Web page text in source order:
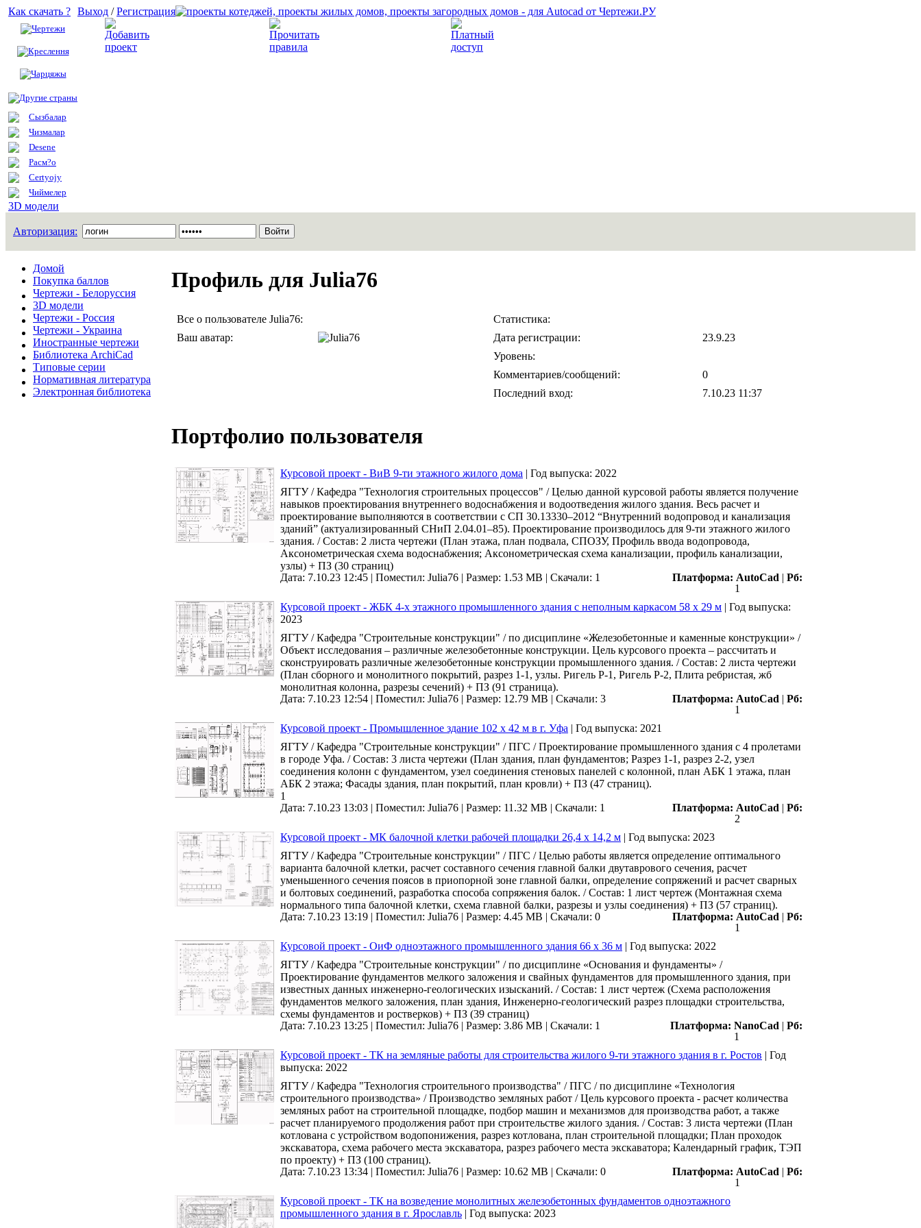
Как скачать ?
Чертежи
Креслення
Чарцяжы
Другие страны
Сызбалар
Чизмалар
Desene
Расм?о
Certyojy
Чиймелер
3D модели
Выход /Регистрация
Авторизация:
Домой
Покупка баллов
Чертежи - Белоруссия
3D модели
Чертежи - Россия
Чертежи - Украина
Иностранные чертежи
Библиотека ArchiCad
Типовые серии
Нормативная литература
Электронная библиотека
Профиль для Julia76
Все о пользователе Julia76:
Ваш аватар:
Статистика:
Дата регистрации:
23.9.23
Уровень:
Комментариев/сообщений:
0
Последний вход:
7.10.23 11:37
Портфолио пользователя
Курсовой проект - ВиВ 9-ти этажного жилого дома | Год выпуска: 2022
ЯГТУ / Кафедра "Технология строительных процессов" / Целью данной курсовой работы является получение
навыков проектирования внутреннего водоснабжения и водоотведения жилого здания. Весь расчет и
проектирование выполняются в соответствии с СП 30.13330–2012 “Внутренний водопровод и канализация
зданий” (актуализированный СНиП 2.04.01–85). Проектирование производилось для 9-ти этажного жилого
здания. / Состав: 2 листа чертежи (План этажа, план подвала, СПОЗУ, Профиль ввода водопровода,
Аксонометрическая схема водоснабжения; Аксонометрическая схема канализации, профиль канализации,
узлы) + ПЗ (30 страниц)
Дата: 7.10.23 12:45 | Поместил: Julia76 | Размер: 1.53 MB | Скачали: 1 Платформа: AutoCad | Рб:
1
Курсовой проект - ЖБК 4-х этажного промышленного здания с неполным каркасом 58 х 29 м | Год выпуска:
2023
ЯГТУ / Кафедра "Строительные конструкции" / по дисциплине «Железобетонные и каменные конструкции» /
Объект исследования – различные железобетонные конструкции. Цель курсового проекта – рассчитать и
сконструировать различные железобетонные конструкции промышленного здания. / Состав: 2 листа чертежи
(План сборного и монолитного покрытий, разрез 1-1, узлы. Ригель Р-1, Ригель Р-2, Плита ребристая, жб
монолитная колонна, разрезы сечений) + ПЗ (91 страница).
Дата: 7.10.23 12:54 | Поместил: Julia76 | Размер: 12.79 MB | Скачали: 3 Платформа: AutoCad | Рб:
1
Курсовой проект - Промышленное здание 102 х 42 м в г. Уфа | Год выпуска: 2021
ЯГТУ / Кафедра "Строительные конструкции" / ПГС / Проектирование промышленного здания с 4 пролетами
в городе Уфа. / Состав: 3 листа чертежи (План здания, план фундаментов; Разрез 1-1, разрез 2-2, узел
соединения колонн с фундаментом, узел соединения стеновых панелей с колонной, план АБК 1 этажа, план
АБК 2 этажа; Фасады здания, план покрытий, план кровли) + ПЗ (47 страниц).
1
Дата: 7.10.23 13:03 | Поместил: Julia76 | Размер: 11.32 MB | Скачали: 1 Платформа: AutoCad | Рб:
2
Курсовой проект - МК балочной клетки рабочей площадки 26,4 х 14,2 м | Год выпуска: 2023
ЯГТУ / Кафедра "Строительные конструкции" / ПГС / Целью работы является определение оптимального
варианта балочной клетки, расчет составного сечения главной балки двутаврового сечения, расчет
уменьшенного сечения поясов в приопорной зоне главной балки, определение сопряжений и расчет сварных
и болтовых соединений, разработка способа сопряжения балок. / Состав: 1 лист чертеж (Монтажная схема
нормального типа балочной клетки, схема главной балки, разрезы и узлы соединения) + ПЗ (57 страниц).
Дата: 7.10.23 13:19 | Поместил: Julia76 | Размер: 4.45 MB | Скачали: 0 Платформа: AutoCad | Рб:
1
Курсовой проект - ОиФ одноэтажного промышленного здания 66 х 36 м | Год выпуска: 2022
ЯГТУ / Кафедра "Строительные конструкции" / по дисциплине «Основания и фундаменты» /
Проектирование фундаментов мелкого заложения и свайных фундаментов для промышленного здания, при
известных данных инженерно-геологических изысканий. / Состав: 1 лист чертеж (Схема расположения
фундаментов мелкого заложения, план здания, Инженерно-геологический разрез площадки строительства,
схемы фундаментов и ростверков) + ПЗ (39 страниц)
Дата: 7.10.23 13:25 | Поместил: Julia76 | Размер: 3.86 MB | Скачали: 1 Платформа: NanoCad | Рб:
1
Курсовой проект - ТК на земляные работы для строительства жилого 9-ти этажного здания в г. Ростов | Год
выпуска: 2022
ЯГТУ / Кафедра "Технология строительного производства" / ПГС / по дисциплине «Технология
строительного производства» / Производство земляных работ / Цель курсового проекта - расчет количества
земляных работ на строительной площадке, подбор машин и механизмов для производства работ, а также
расчет планируемого продолжения работ при строительстве жилого здания. / Состав: 3 листа чертежи (План
котлована с устройством водопонижения, разрез котлована, план строительной площадки; План проходок
экскаватора, схема рабочего места экскаватора, разрез рабочего места экскаватора; Календарный график, ТЭП
по проекту) + ПЗ (100 страниц).
Дата: 7.10.23 13:34 | Поместил: Julia76 | Размер: 10.62 MB | Скачали: 0 Платформа: AutoCad | Рб:
1
Курсовой проект - ТК на возведение монолитных железобетонных фундаментов одноэтажного
промышленного здания в г. Ярославль | Год выпуска: 2023